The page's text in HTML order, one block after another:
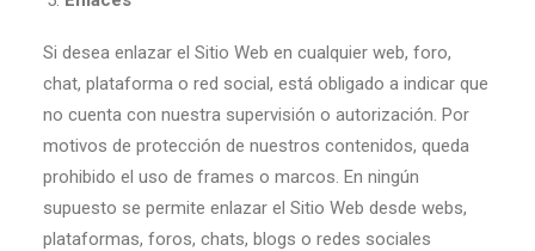
Si desea enlazar el Sitio Web en cualquier web, foro,
chat, plataforma o red social, está obligado a indicar que
no cuenta con nuestra supervisión o autorización. Por
motivos de protección de nuestros contenidos, queda
prohibido el uso de frames o marcos. En ningún
supuesto se permite enlazar el Sitio Web desde webs,
plataformas, foros, chats, blogs o redes sociales